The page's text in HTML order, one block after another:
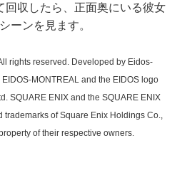
回収したら、正面奥にいる彼女
ーンを見ます。
rights reserved. Developed by Eidos-
MONTREAL and the EIDOS logo
SQUARE ENIX and the SQUARE ENIX
trademarks of Square Enix Holdings Co.,
of their respective owners.